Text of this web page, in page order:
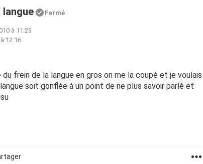
langue Fermé
à 11:23
12:16
frein de la langue en gros on me la coupé et je voulais
soit gonflée à un point de ne plus savoir parlé et